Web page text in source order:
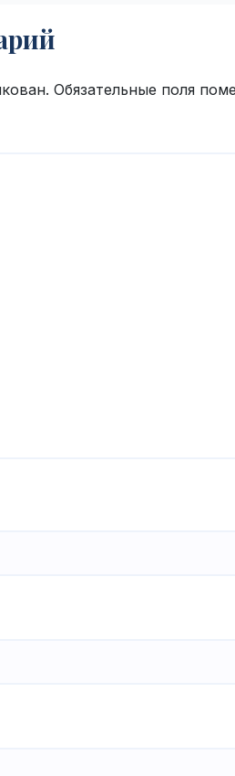
Обязательные поля